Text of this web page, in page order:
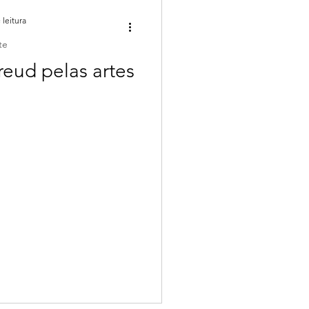
pelas artes
leitura